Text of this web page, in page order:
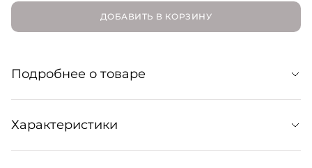
ДОБАВИТЬ В КОРЗИНУ
Подробнее о товаре
Ультракомфортные балетки из мягкой козьей замши.
Модель привлекает внимание квадратным мысом и
Характеристики